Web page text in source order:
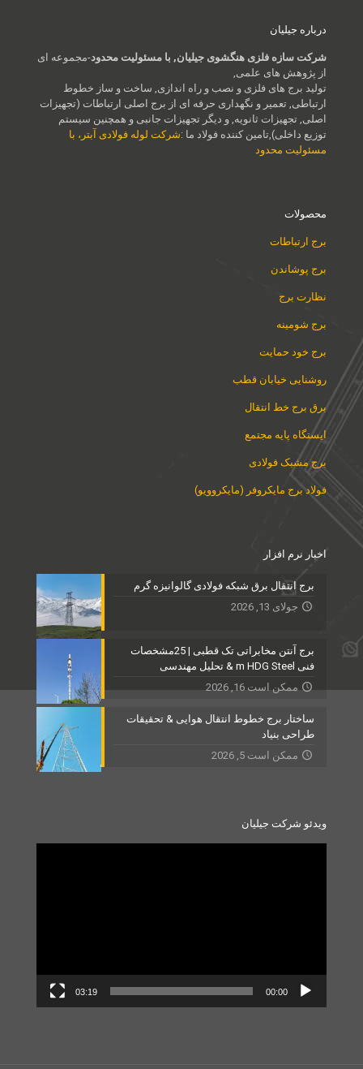
درباره جیلیان
شرکت سازه فلزی هنگشوی جیلیان, با مسئولیت محدود-مجموعه ای
از پژوهش های علمی,
تولید برج های فلزی و نصب و راه اندازی, ساخت و ساز خطوط
ارتباطی, تعمیر و نگهداری حرفه ای از برج اصلی ارتباطات (تجهیزات
اصلی, تجهیزات ثانویه, و دیگر تجهیزات جانبی و همچنین سیستم
توزیع داخلی),تامین کننده فولاد ما :شرکت لوله فولادی آبتر، با
مسئولیت محدود
محصولات
برج ارتباطات
برج پوشاندن
نظارت برج
برج شومینه
برج خود حمایت
روشنایی خیابان قطب
برق برج خط انتقال
ایستگاه پایه مجتمع
برج مشبک فولادی
فولاد برج مایکروفر (مایکروویو)
اخبار نرم افزار
برج انتقال برق شبکه فولادی گالوانیزه گرم
جولای 13, 2026
برج آنتن مخابراتی تک قطبی | 25مشخصات
فنی m HDG Steel & تحلیل مهندسی
ممکن است 16, 2026
ساختار برج خطوط انتقال هوایی & تحقیقات
طراحی بنیاد
ممکن است 5, 2026
ویدئو شرکت جیلیان
00:00
03:19